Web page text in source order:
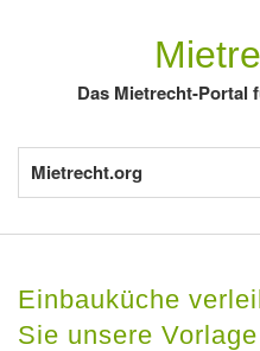
Das Mietrecht-Portal
Mietrecht.org
Einbauküche
Sie unsere